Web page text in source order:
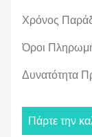
Χρόνος
Όροι
Δυνατότητα
Πάρτε την